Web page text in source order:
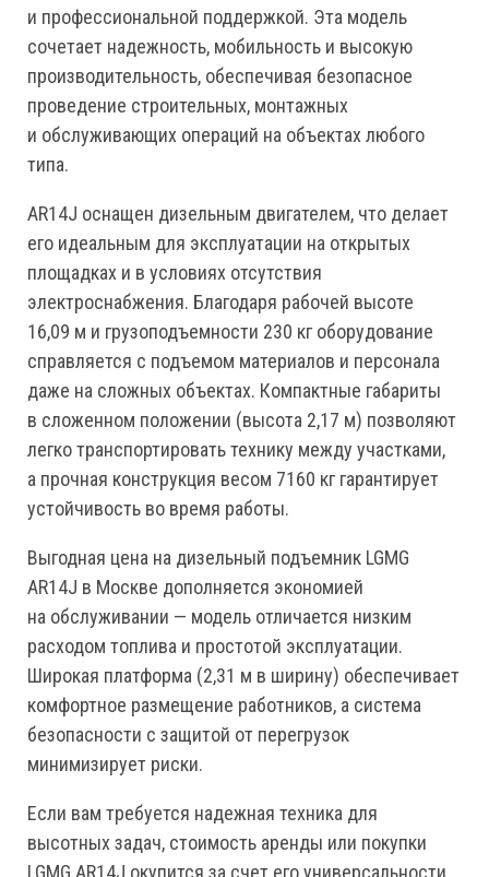
и профессиональной поддержкой. Эта модель
сочетает надежность, мобильность и высокую
производительность, обеспечивая безопасное
проведение строительных, монтажных
и обслуживающих операций на объектах любого
типа.
AR14J оснащен дизельным двигателем, что делает
его идеальным для эксплуатации на открытых
площадках и в условиях отсутствия
электроснабжения. Благодаря рабочей высоте
16,09 м и грузоподъемности 230 кг оборудование
справляется с подъемом материалов и персонала
даже на сложных объектах. Компактные габариты
в сложенном положении (высота 2,17 м) позволяют
легко транспортировать технику между участками,
а прочная конструкция весом 7160 кг гарантирует
устойчивость во время работы.
Выгодная цена на дизельный подъемник LGMG
AR14J в Москве дополняется экономией
на обслуживании — модель отличается низким
расходом топлива и простотой эксплуатации.
Широкая платформа (2,31 м в ширину) обеспечивает
комфортное размещение работников, а система
безопасности с защитой от перегрузок
минимизирует риски.
Если вам требуется надежная техника для
высотных задач, стоимость аренды или покупки
LGMG AR14J окупится за счет его универсальности